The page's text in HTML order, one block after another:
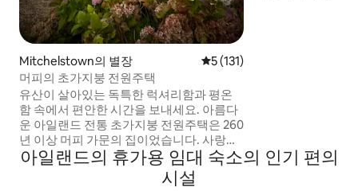
Mitchelstown의 별장 평점 5점(5점 만점), 후기 131
5 (131)
머피의 초가지붕 전원주택
유산이 살아있는 독특한 럭셔리함과 평온
함 속에서 편안한 시간을 보내세요. 아름다
운 아일랜드 전통 초가지붕 전원주택은 260
년 이상 머피 가문의 집이었습니다. 사랑스
럽게 복원된 모든 원래 특징을 갖추고 있어
시간의 시험을 견뎌낸 이 전원주택은 숙박
아일랜드의 휴가용 임대 숙소의 인기 편의
시설